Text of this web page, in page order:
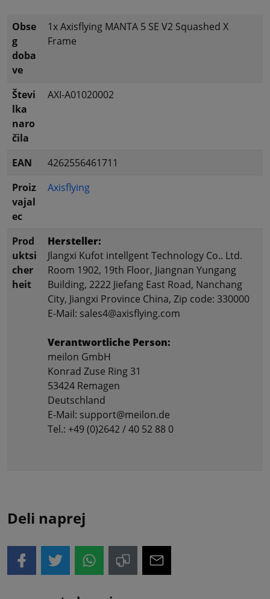
Obse
g
doba
ve
1x Axisflying MANTA 5 SE V2 Squashed X
Frame
Števi
lka
naro
čila
AXI-A01020002
EAN
4262556461711
Proiz
vajal
ec
Axisflying
Prod
uktsi
cher
heit
Hersteller:
Jlangxi Kufot intellgent Technology Co.. Ltd.
Room 1902, 19th Floor, Jiangnan Yungang
Building, 2222 Jiefang East Road, Nanchang
City, Jiangxi Province China, Zip code: 330000
E-Mail: sales4@axisflying.com
Verantwortliche Person:
meilon GmbH
Konrad Zuse Ring 31
53424 Remagen
Deutschland
E-Mail: support@meilon.de
Tel.: +49 (0)2642 / 40 52 88 0
Deli naprej